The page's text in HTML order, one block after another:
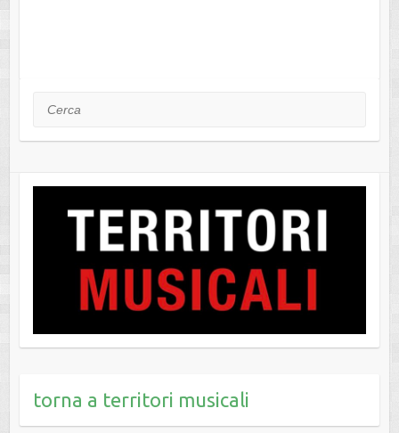
Cerca
torna a territori musicali